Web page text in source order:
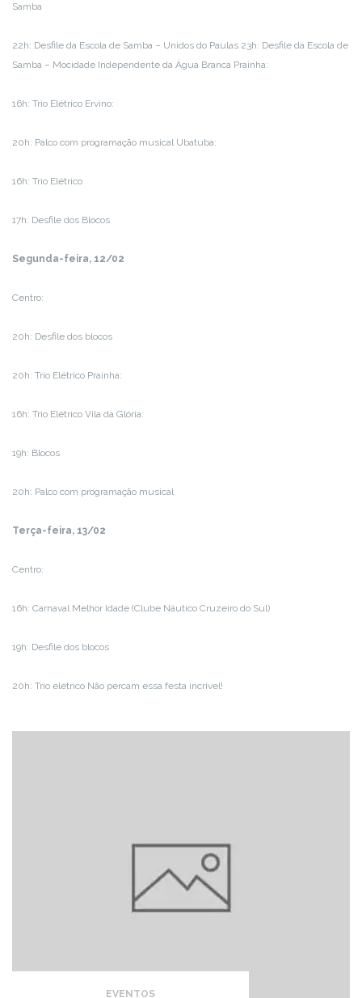
Samba
22h: Desfile da Escola de Samba – Unidos do Paulas 23h: Desfile da Escola de
Samba – Mocidade Independente da Água Branca Prainha:
16h: Trio Elétrico Ervino:
20h: Palco com programação musical Ubatuba:
16h: Trio Elétrico
17h: Desfile dos Blocos
Segunda-feira, 12/02
Centro:
20h: Desfile dos blocos
20h: Trio Elétrico Prainha:
16h: Trio Elétrico Vila da Glória:
19h: Blocos
20h: Palco com programação musical
Terça-feira, 13/02
Centro:
16h: Carnaval Melhor Idade (Clube Náutico Cruzeiro do Sul)
19h: Desfile dos blocos
20h: Trio elétrico Não percam essa festa incrível!
EVENTOS